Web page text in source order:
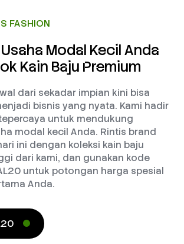
FASHION
Modal Kecil Anda
Kain Baju Premium
dari sekadar impian kini bisa
bisnis yang nyata. Kami hadir
untuk mendukung
modal kecil Anda. Rintis brand
ini dengan koleksi kain baju
dari kami, dan gunakan kode
untuk potongan harga spesial
Anda.